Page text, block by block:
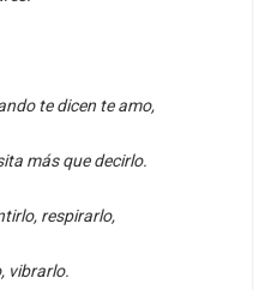
te dicen te amo,
más que decirlo.
respirarlo,
vibrarlo.